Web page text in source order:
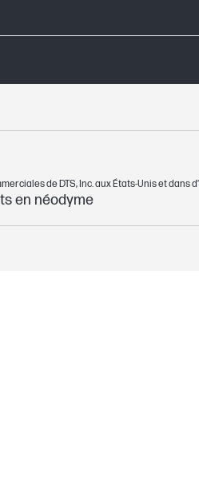
en néodyme
de DTS, Inc. aux États-Unis et dans